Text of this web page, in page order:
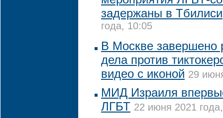
задержаны в Тбилиси
года, 10:05
В Москве завершено
дела против
видео с иконой 29
МИД Израиля
ЛГБТ 22 июня 2021